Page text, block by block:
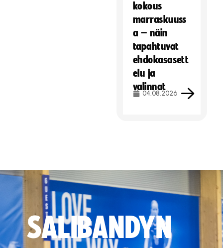
kokous
marraskuuss
a – näin
tapahtuvat
ehdokasasett
elu ja
valinnat
04.08.2026
SALIBANDYN